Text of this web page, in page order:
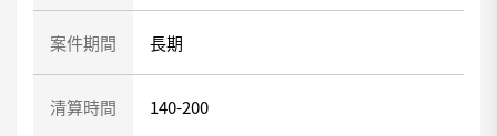
案件期間 長期
清算時間 140-200